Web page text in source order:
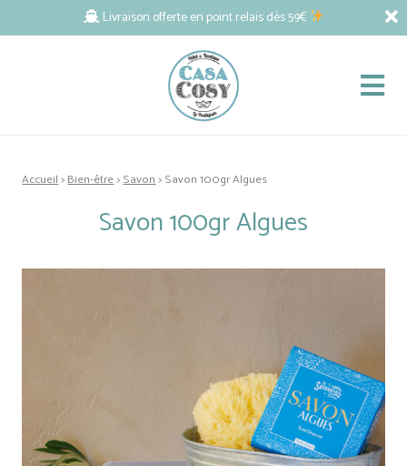
Livraison offerte en point relais dès 59€
Accueil>Bien-être>Savon> Savon 100gr Algues
Savon 100gr Algues